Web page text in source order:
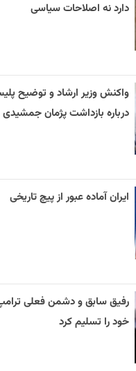
دارد نه اصلاحات سیاسی
واکنش وزیر ارشاد و توضیح
درباره بازداشت پژمان جمشیدی
ایران آماده عبور از پیچ تاریخی
رفیق سابق و دشمن فعلی
خود را تسلیم کرد